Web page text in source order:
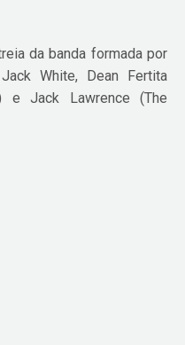
da banda formada por
White, Dean Fertita
e Jack Lawrence (The